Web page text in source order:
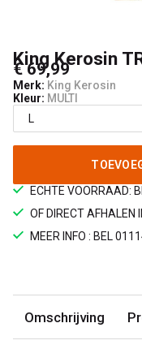
King Kerosin
€ 69,99
Merk: King Kerosin
Kleur: MULTI
ECHTE VOORRAAD:
OF DIRECT AFHALEN
MEER INFO : BEL
Omschrijving